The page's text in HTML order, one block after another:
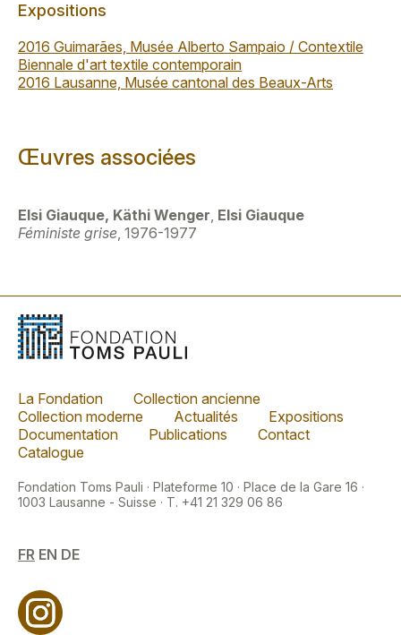
Expositions
2016 Guimarães, Musée Alberto Sampaio / Contextile
Biennale d'art textile contemporain
2016 Lausanne, Musée cantonal des Beaux-Arts
Œuvres associées
Elsi Giauque, Käthi Wenger, Elsi Giauque
Féministe grise, 1976-1977
La Fondation
Collection ancienne
Collection moderne
Actualités
Expositions
Documentation
Publications
Contact
Catalogue
Fondation Toms Pauli · Plateforme 10 · Place de la Gare 16 ·
1003 Lausanne - Suisse · T. +41 21 329 06 86
FR EN DE